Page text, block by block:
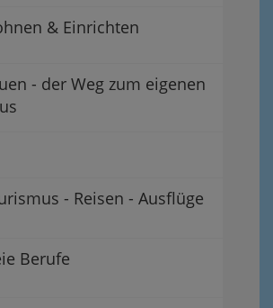
& Einrichten
- der Weg zum eigenen
- Reisen - Ausflüge
Berufe